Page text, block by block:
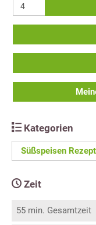
Kategorien
Süßspeisen
Zeit
55 min. Gesamtzeit